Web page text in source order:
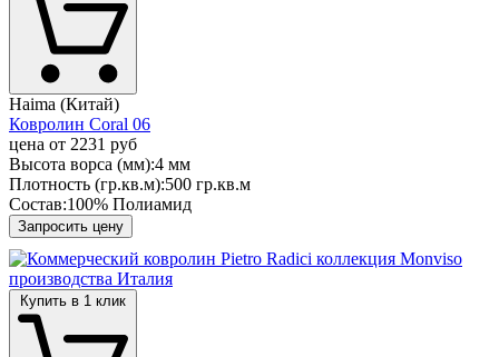
Haima (Китай)
Ковролин Coral 06
цена от 2231 руб
Высота ворса (мм):4 мм
Плотность (гр.кв.м):500 гр.кв.м
Состав:100% Полиамид
Запросить цену
Купить в 1 клик